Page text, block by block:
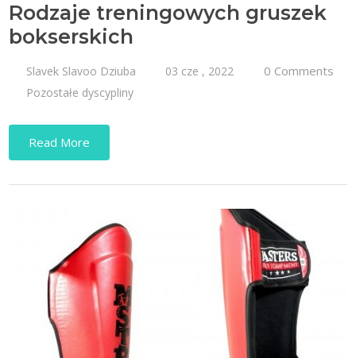
Rodzaje treningowych gruszek
bokserskich
Slavek Slavoo Dziuba 03 cze , 2022 0 Comments
Pozostałe dyscypliny
Read More